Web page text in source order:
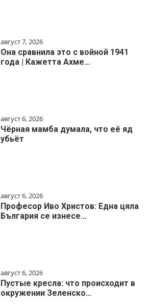
август 7, 2026
Она сравнила это с войной 1941
года | Кажетта Ахме…
август 6, 2026
Чёрная мамба думала, что её яд
убьёт
август 6, 2026
Професор Иво Христов: Една цяла
България се изнесе…
август 6, 2026
Пустые кресла: что происходит в
окружении Зеленско…